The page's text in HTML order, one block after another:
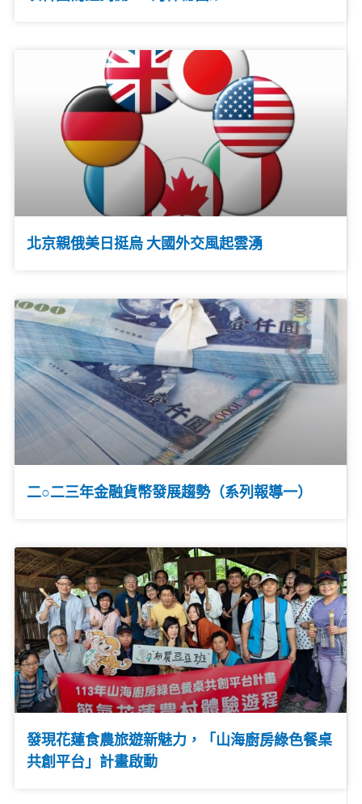
北京親俄美日挺烏 大國外交風起雲湧
二○二三年金融貨幣發展趨勢（系列報導一）
發現花蓮食農旅遊新魅力，「山海廚房綠色餐桌
共創平台」計畫啟動